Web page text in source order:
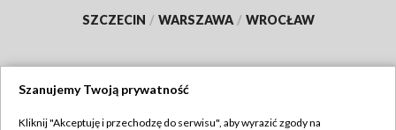
SZCZECIN / WARSZAWA / WROCŁAW
Szanujemy Twoją prywatność
Kliknij "Akceptuję i przechodzę do serwisu", aby wyrazić zgody na